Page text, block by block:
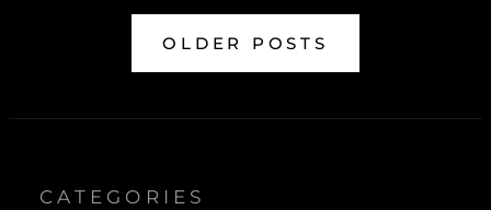
OLDER POSTS
CATEGORIES